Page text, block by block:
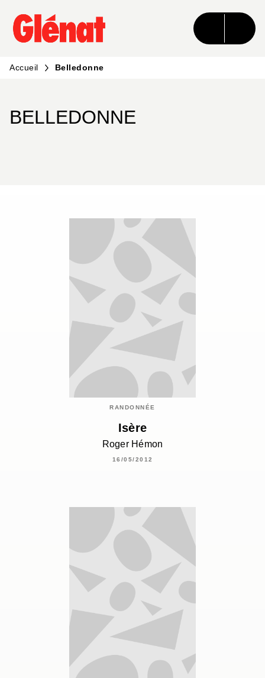
MENU RECHERCHE CONTENU
PIED DE PAGE
Accueil Belledonne
BELLEDONNE
RANDONNÉE
Isère
Roger Hémon
16/05/2012